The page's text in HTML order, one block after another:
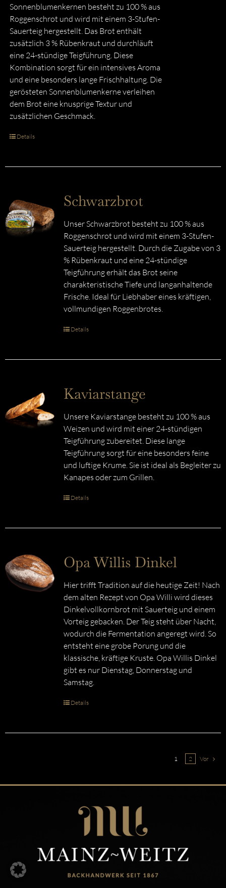
Sonnenblumenkernen besteht zu 100 % aus
Roggenschrot und wird mit einem 3-Stufen-
Sauerteig hergestellt. Das Brot enthält
zusätzlich 3 % Rübenkraut und durchläuft
eine 24-stündige Teigführung. Diese
Kombination sorgt für ein intensives Aroma
und eine besonders lange Frischhaltung. Die
gerösteten Sonnenblumenkerne verleihen
dem Brot eine knusprige Textur und
zusätzlichen Geschmack.
Details
Schwarzbrot
Unser Schwarzbrot besteht zu 100 % aus
Roggenschrot und wird mit einem 3-Stufen-
Sauerteig hergestellt. Durch die Zugabe von 3
% Rübenkraut und eine 24-stündige
Teigführung erhält das Brot seine
charakteristische Tiefe und langanhaltende
Frische. Ideal für Liebhaber eines kräftigen,
vollmundigen Roggenbrotes.
Details
Kaviarstange
Unsere Kaviarstange besteht zu 100 % aus
Weizen und wird mit einer 24-stündigen
Teigführung zubereitet. Diese lange
Teigführung sorgt für eine besonders feine
und luftige Krume. Sie ist ideal als Begleiter zu
Kanapes oder zum Grillen.
Details
Opa Willis Dinkel
Hier trifft Tradition auf die heutige Zeit! Nach
dem alten Rezept von Opa Willi wird dieses
Dinkelvollkornbrot mit Sauerteig und einem
Vorteig gebacken. Der Teig steht über Nacht,
wodurch die Fermentation angeregt wird. So
entsteht eine grobe Porung und die
klassische, kräftige Kruste. Opa Willis Dinkel
gibt es nur Dienstag, Donnerstag und
Samstag.
Details
1 2 Vor